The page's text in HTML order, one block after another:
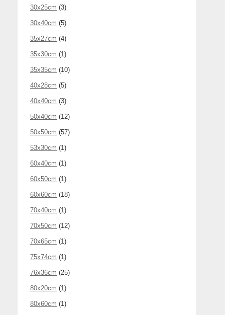
30x25cm (3)
30x40cm (5)
35x27cm (4)
35x30cm (1)
35x35cm (10)
40x28cm (5)
40x40cm (3)
50x40cm (12)
50x50cm (57)
53x30cm (1)
60x40cm (1)
60x50cm (1)
60x60cm (18)
70x40cm (1)
70x50cm (12)
70x65cm (1)
75x74cm (1)
76x36cm (25)
80x20cm (1)
80x60cm (1)